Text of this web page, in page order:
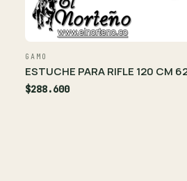
GAMO
ESTUCHE PARA RIFLE 120 CM
$288.600